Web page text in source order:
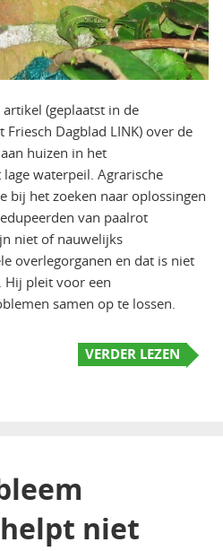
(geplaatst in de
Friesch Dagblad LINK) over de
huizen in het
waterpeil. Agrarische
bij het zoeken naar oplossingen
van paalrot
niet of nauwelijks
overlegorganen en dat is niet
Hij pleit voor een
samen op te lossen.
VERDER LEZEN
niet